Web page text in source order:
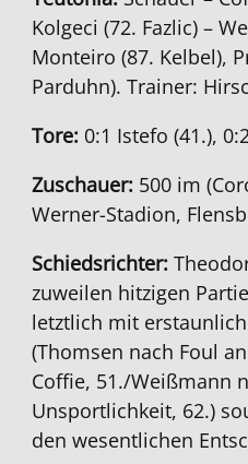
Kolgeci (72. Fazlic) –
Monteiro (87. Kelbel),
Parduhn). Trainer:
Tore: 0:1 Istefo (41.),
Zuschauer: 500 im
Werner-Stadion,
Schiedsrichter:
zuweilen hitzigen
letztlich mit
(Thomsen nach Foul
Coffie, 51./Weißmann
Unsportlichkeit, 62.)
den wesentlichen